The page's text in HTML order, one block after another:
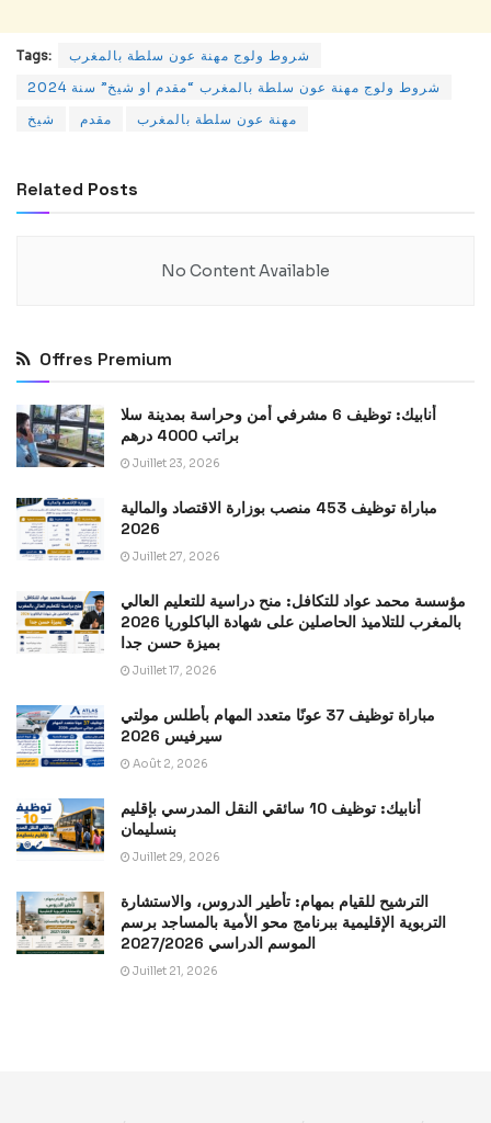
Tags:
شروط ولوج مهنة عون سلطة بالمغرب
شروط ولوج مهنة عون سلطة بالمغرب “مقدم او شيخ” سنة 2024
شيخ
مقدم مهنة عون سلطة بالمغرب
Related Posts
No Content Available
Offres Premium
أنابيك: توظيف 6 مشرفي أمن وحراسة بمدينة سلا
براتب 4000 درهم
Juillet 23, 2026
مباراة توظيف 453 منصب بوزارة الاقتصاد والمالية
2026
Juillet 27, 2026
مؤسسة محمد عواد للتكافل: منح دراسية للتعليم العالي
بالمغرب للتلاميذ الحاصلين على شهادة الباكلوريا 2026
بميزة حسن جدا
Juillet 17, 2026
مباراة توظيف 37 عونًا متعدد المهام بأطلس مولتي
سيرفيس 2026
Août 2, 2026
أنابيك: توظيف 10 سائقي النقل المدرسي بإقليم
بنسليمان
Juillet 29, 2026
الترشيح للقيام بمهام: تأطير الدروس، والاستشارة
التربوية الإقليمية ببرنامج محو الأمية بالمساجد برسم
الموسم الدراسي 2027/2026
Juillet 21, 2026